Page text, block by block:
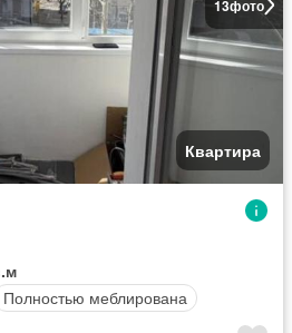
13фото
Квартира
Полностью меблирована